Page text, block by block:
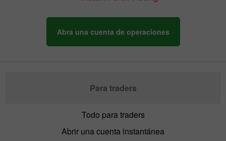
Abra una cuenta de operaciones
Para traders
Todo para traders
Abrir una cuenta instantánea